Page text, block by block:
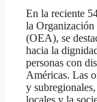
En la reciente
la Organización
(OEA), se
hacia la
personas con
Américas. Las
y
locales y la